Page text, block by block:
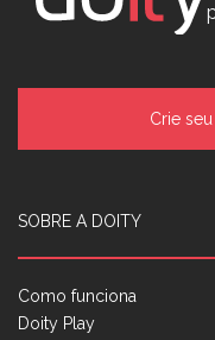
Crie
SOBRE A DOITY
Como funciona
Doity Play